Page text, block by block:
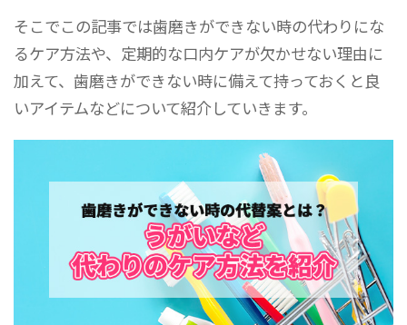
そこでこの記事では歯磨きができない時の代わりにな
るケア方法や、定期的な口内ケアが欠かせない理由に
加えて、歯磨きができない時に備えて持っておくと良
いアイテムなどについて紹介していきます。